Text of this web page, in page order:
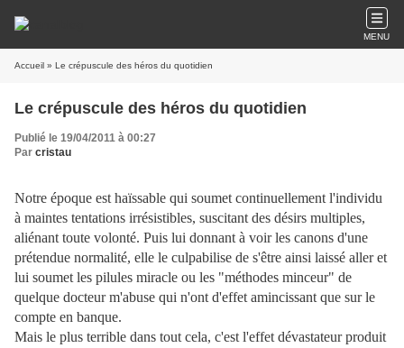
MENU
Accueil » Le crépuscule des héros du quotidien
Le crépuscule des héros du quotidien
Publié le 19/04/2011 à 00:27
Par cristau
Notre époque est haïssable qui soumet continuellement l'individu
à maintes tentations irrésistibles, suscitant des désirs multiples,
aliénant toute volonté. Puis lui donnant à voir les canons d'une
prétendue normalité, elle le culpabilise de s'être ainsi laissé aller et
lui soumet les pilules miracle ou les "méthodes minceur" de
quelque docteur m'abuse qui n'ont d'effet amincissant que sur le
compte en banque.
Mais le plus terrible dans tout cela, c'est l'effet dévastateur produit